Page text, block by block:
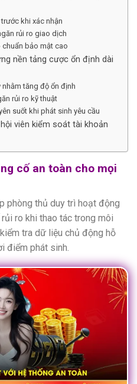
khi xác nhận
rủi ro giao dịch
bảo mật cao
nền tảng cược ổn định dài
tăng độ ổn định
rủi ro kỹ thuật
suốt khi phát sinh yêu cầu
viên kiểm soát tài khoản
cố an toàn cho mọi
phòng thủ duy trì hoạt động
ro khi thao tác trong môi
tra dữ liệu chủ động hỗ
điểm phát sinh.